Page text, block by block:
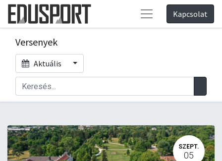
Kapcsolat
Versenyek
Aktuális
SZEPT.
05